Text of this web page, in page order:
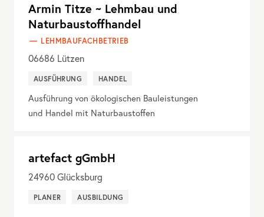
Armin Titze ~ Lehmbau und
Naturbaustoffhandel
LEHMBAUFACHBETRIEB
06686 Lützen
AUSFÜHRUNG HANDEL
Ausführung von ökologischen Bauleistungen
und Handel mit Naturbaustoffen
artefact gGmbH
24960 Glücksburg
PLANER AUSBILDUNG